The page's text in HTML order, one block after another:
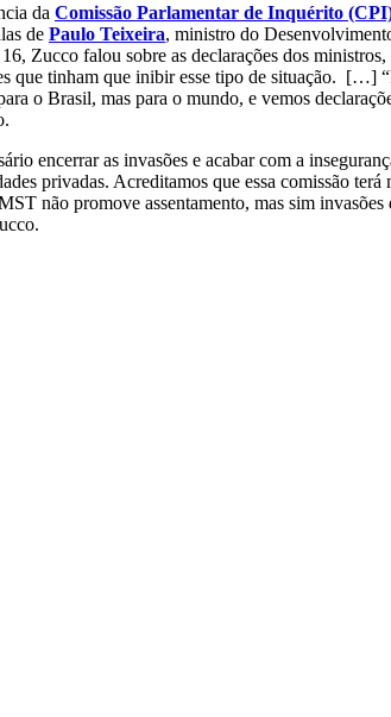
da Comissão Parlamentar de Inquérito
de Paulo Teixeira, ministro do
Zucco falou sobre as declarações dos
que tinham que inibir esse tipo de situação. […]
o Brasil, mas para o mundo, e vemos
encerrar as invasões e acabar com a
privadas. Acreditamos que essa comissão
não promove assentamento, mas sim